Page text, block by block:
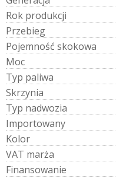
Rok produkcji
Przebieg
Pojemność skokowa
Moc
Typ paliwa
Skrzynia
Typ nadwozia
Importowany
Kolor
VAT marża
Finansowanie